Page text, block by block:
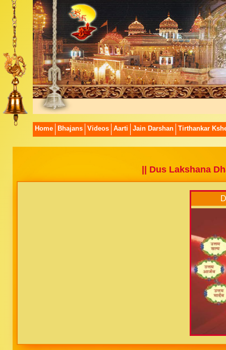
Home Bhajans Videos Aarti Jain Darshan Tirthankar
|| Dus Lakshana